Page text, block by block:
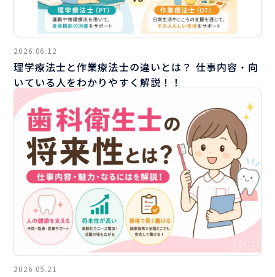
2026.06.12
理学療法士と作業療法士の違いとは？ 仕事内容・向
いている人をわかりやすく解説！！
2026.05.21